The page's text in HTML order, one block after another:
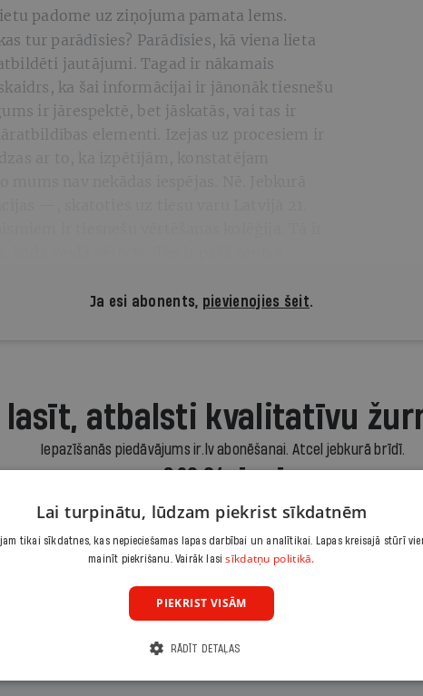
padome uz ziņojuma pamata lems.
tur parādīsies? Parādīsies, kā viena lieta
jautājumi. Tagad ir nākamais
ka šai informācijai ir jānonāk tiesnešu
ir jārespektē, bet jāskatās, vai tas ir
elementi. Izejas uz procesiem ir
Ja esi abonents, pievienojies šeit.
lasīt, atbalsti kvalitatīvu
Iepazīšanās piedāvājums ir.lv abonēšanai. Atcel jebkurā brīdī.
3,90 €/mēnesī
Abonēt
Lai turpinātu, lūdzam piekrist sīkdatnēm
tikai sīkdatnes, kas nepieciešamas lapas darbībai un analītikai. Lapas kreisajā stūrī
mainīt piekrišanu. Vairāk lasisīkdatņu politikā.
PIEKRIST VISĀM
RĀDĪT DETAĻAS